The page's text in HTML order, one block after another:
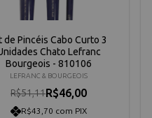
de Pincéis Cabo Curto 3
Chato Lefranc
Bourgeois - 810106
LEFRANC & BOURGEOIS
R$51,11R$46,00
R$43,70 com PIX